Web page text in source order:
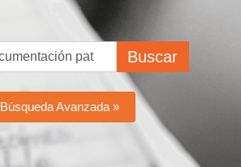
Buscar
Búsqueda Avanzada »